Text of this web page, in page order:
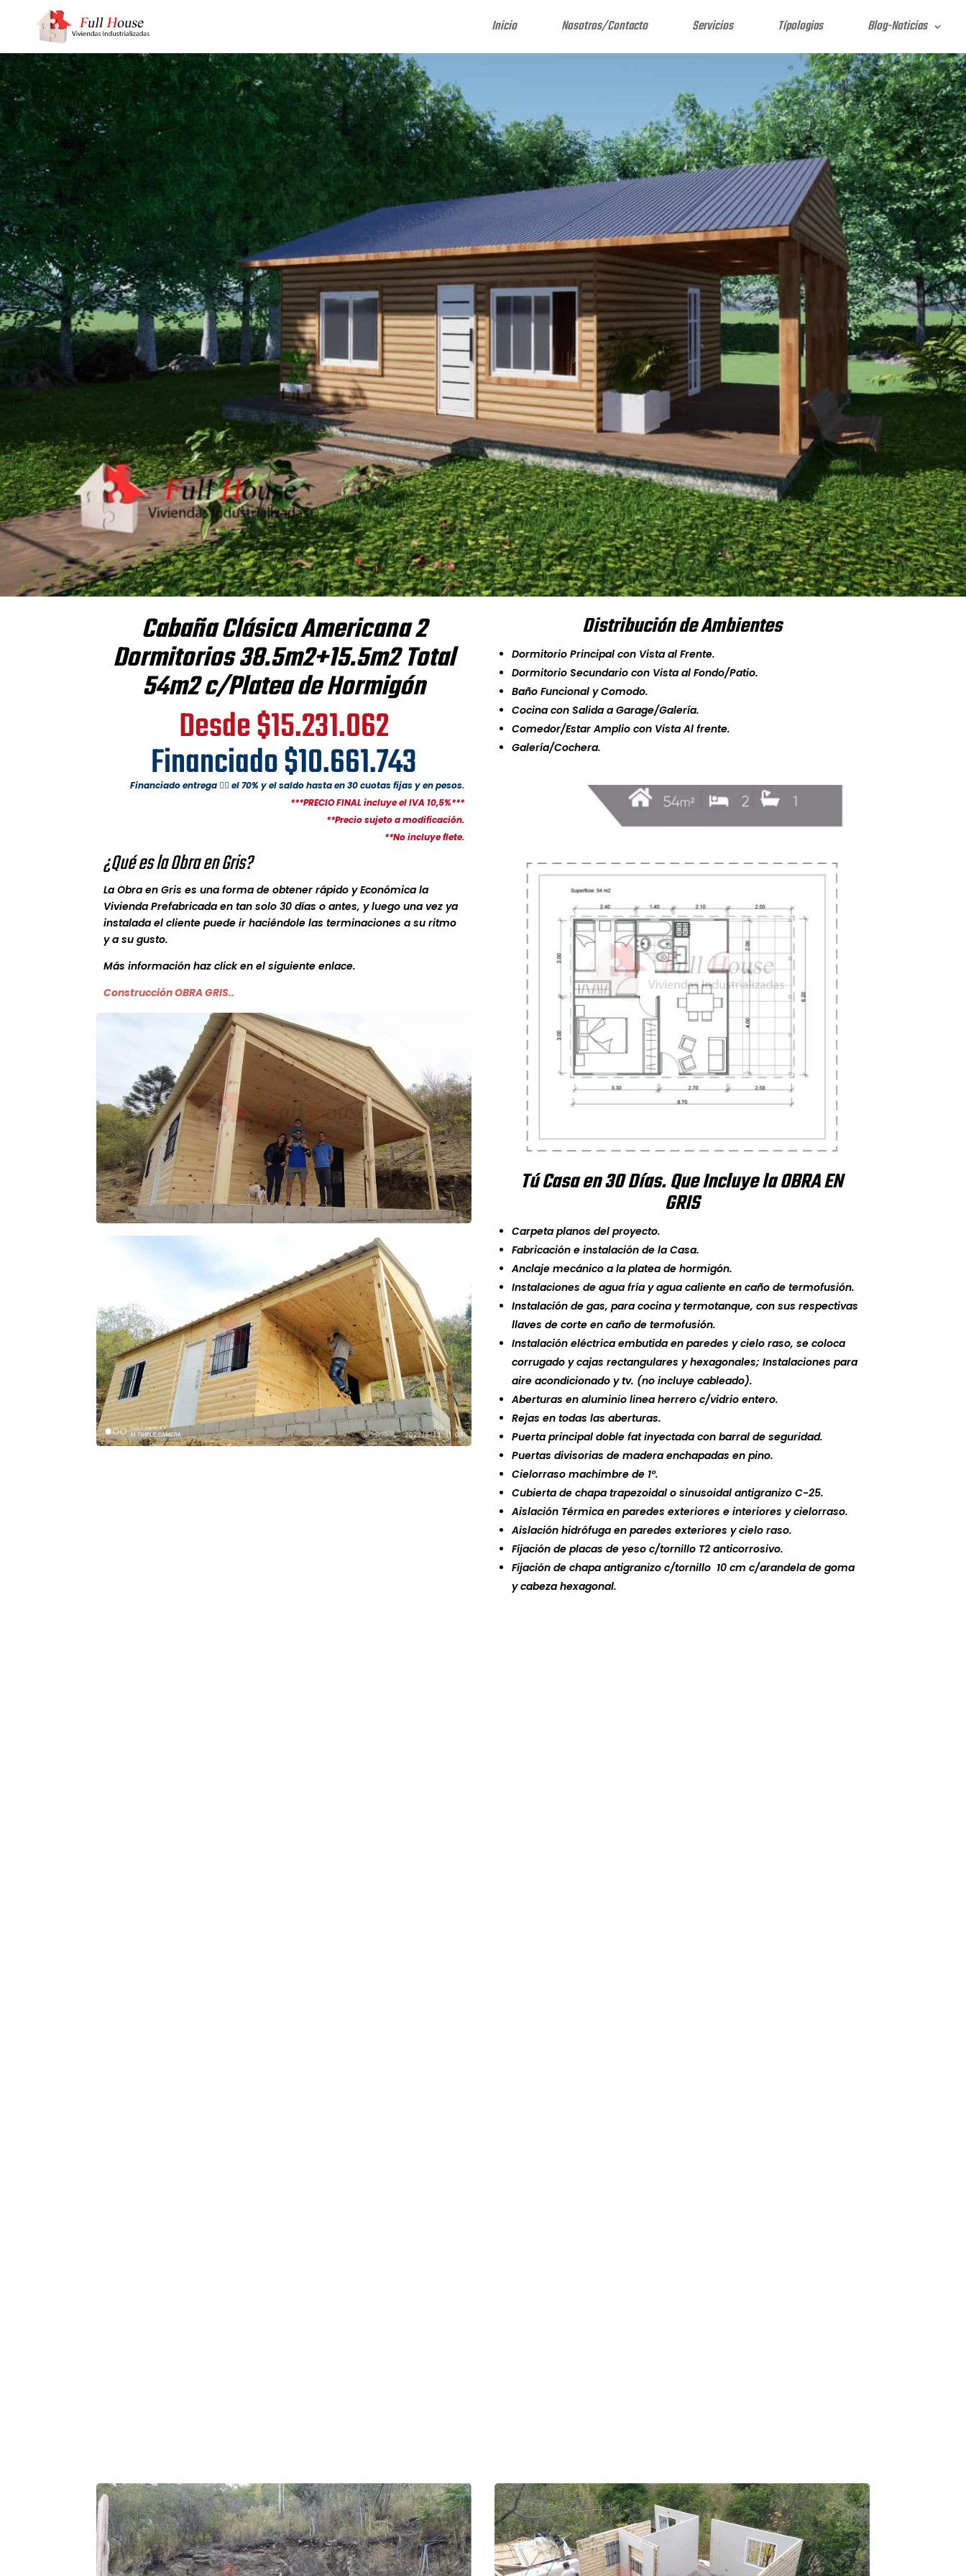
Inicio Nosotros/Contacto Servicios Típologias Blog-Noticias
Cabaña Clásica Americana 2
Dormitorios 38.5m2+15.5m2 Total
54m2 c/Platea de Hormigón
Desde $15.231.062
Financiado$10.661.743
Financiado entrega 👉🏼 el 70% y el saldo hasta en 30 cuotas fijas y en pesos.
***PRECIO FINAL incluye el IVA 10,5%***
**Precio sujeto a modificación.
**No incluye flete.
¿Qué es la Obra en Gris?
La Obra en Gris es una forma de obtener rápido y Económica la
Vivienda Prefabricada en tan solo 30 días o antes, y luego una vez ya
instalada el cliente puede ir haciéndole las terminaciones a su ritmo
y a su gusto.
Más información haz click en el siguiente enlace.
Construcción OBRA GRIS..
Distribución de Ambientes
Dormitorio Principal con Vista al Frente.
Dormitorio Secundario con Vista al Fondo/Patio.
Baño Funcional y Comodo.
Cocina con Salida a Garage/Galería.
Comedor/Estar Amplio con Vista Al frente.
Galería/Cochera.
Tú Casa en 30 Días. Que Incluye la OBRA EN
GRIS
Carpeta planos del proyecto.
Fabricación e instalación de la Casa.
Anclaje mecánico a la platea de hormigón.
Instalaciones de agua fría y agua caliente en caño de termofusión.
Instalación de gas, para cocina y termotanque, con sus respectivas
llaves de corte en caño de termofusión.
Instalación eléctrica embutida en paredes y cielo raso, se coloca
corrugado y cajas rectangulares y hexagonales; Instalaciones para
aire acondicionado y tv. (no incluye cableado).
Aberturas en aluminio linea herrero c/vidrio entero.
Rejas en todas las aberturas.
Puerta principal doble fat inyectada con barral de seguridad.
Puertas divisorias de madera enchapadas en pino.
Cielorraso machimbre de 1°.
Cubierta de chapa trapezoidal o sinusoidal antigranizo C-25.
Aislación Térmica en paredes exteriores e interiores y cielorraso.
Aislación hidrófuga en paredes exteriores y cielo raso.
Fijación de placas de yeso c/tornillo T2 anticorrosivo.
Fijación de chapa antigranizo c/tornillo 10 cm c/arandela de goma
y cabeza hexagonal.